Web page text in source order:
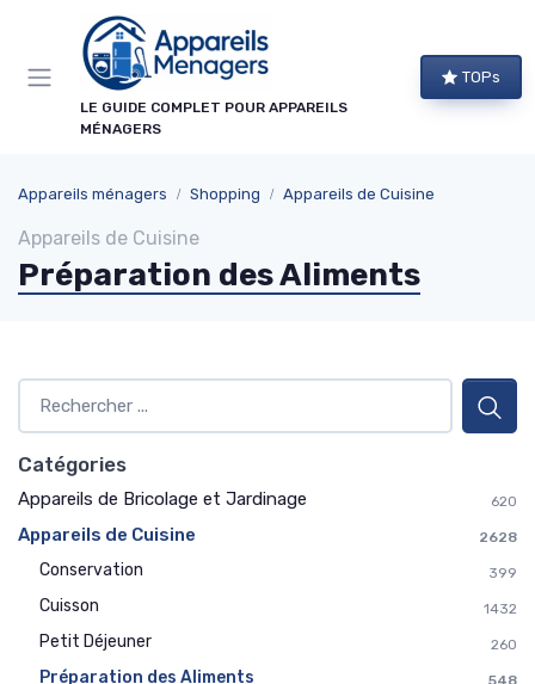
LE GUIDE COMPLET POUR APPAREILS
MÉNAGERS
TOPs
Appareils ménagers Shopping Appareils de Cuisine
Appareils de Cuisine
Préparation des Aliments
Catégories
Appareils de Bricolage et Jardinage 620
Appareils de Cuisine 2628
Conservation 399
Cuisson 1432
Petit Déjeuner 260
Préparation des Aliments
548
×
NEWSLETTER APPAREILS MÉNAGERS
Ne ratez aucun bon plan !
Guides d'achat, comparatifs exclusifs et alertes
meilleur directement dans votre boîte mail.
→ Je m'abonne
d'Appareils Ménagers et les offres de ses partenaires.
Panneau de gestion des cookies